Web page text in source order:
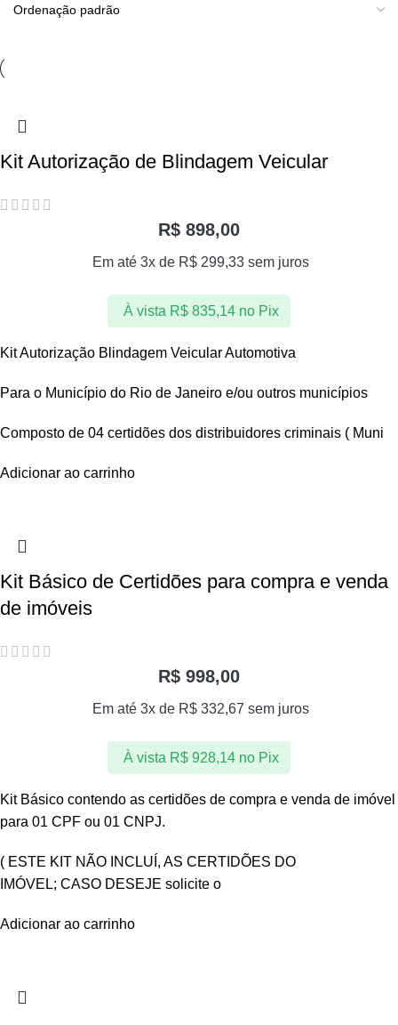
Kit Autorização de Blindagem Veicular
R$ 898,00
Em até 3x de R$ 299,33 sem juros
À vista R$835,14 no Pix
Kit Autorização Blindagem Veicular Automotiva
Para o Município do Rio de Janeiro e/ou outros municípios
Composto de 04 certidões dos distribuidores criminais ( Muni
Adicionar ao carrinho
Kit Básico de Certidões para compra e venda
de imóveis
R$ 998,00
Em até 3x de R$ 332,67 sem juros
À vista R$928,14 no Pix
Kit Básico contendo as certidões de compra e venda de imóvel
para 01 CPF ou 01 CNPJ.
( ESTE KIT NÃO INCLUÍ, AS CERTIDÕES DO
IMÓVEL; CASO DESEJE solicite o
Adicionar ao carrinho